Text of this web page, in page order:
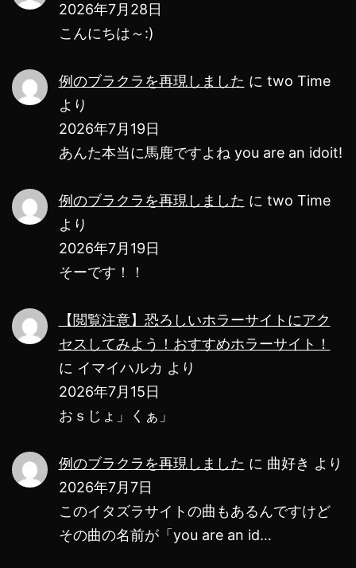
2026年7月28日
こんにちは～:)
例のブラクラを再現しました に two Time
より
2026年7月19日
あんた本当に馬鹿ですよね you are an idoit!
例のブラクラを再現しました に two Time
より
2026年7月19日
そーです！！
【閲覧注意】恐ろしいホラーサイトにアク
セスしてみよう！おすすめホラーサイト！
に イマイハルカ より
2026年7月15日
おｓじょ」くぁ」
例のブラクラを再現しました に 曲好き より
2026年7月7日
このイタズラサイトの曲もあるんですけど
その曲の名前が「you are an id…